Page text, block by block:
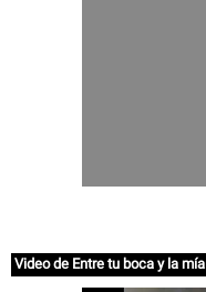
Video de Entre tu boca y la mía